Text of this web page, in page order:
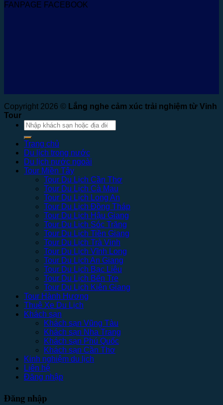
FANPAGE FACEBOOK
Copyright 2026 © Lắng nghe cảm xúc trải nghiệm từ Vinh
Tour
Tìm
kiếm:
Trang chủ
Du lịch trong nước
Du lịch nước ngoài
Tour Miền Tây
Tour Du Lịch Cần Thơ
Tour Du Lịch Cà Mau
Tour Du Lịch Long An
Tour Du Lịch Đồng Tháp
Tour Du Lịch Hậu Giang
Tour Du Lịch Sóc Trăng
Tour Du Lịch Tiền Giang
Tour Du Lịch Trà Vinh
Tour Du Lịch Vĩnh Long
Tour Du Lịch An Giang
Tour Du Lịch Bạc Liêu
Tour Du Lịch Bến Tre
Tour Du Lịch Kiên Giang
Tour Hành Hương
Thuê Xe Du Lịch
Khách sạn
Khách sạn Vũng Tàu
Khách sạn Nha Trang
Khách sạn Phú Quốc
Khách sạn Cần Thơ
Kinh nghiệm du lịch
Liên hệ
Đăng nhập
Đăng nhập